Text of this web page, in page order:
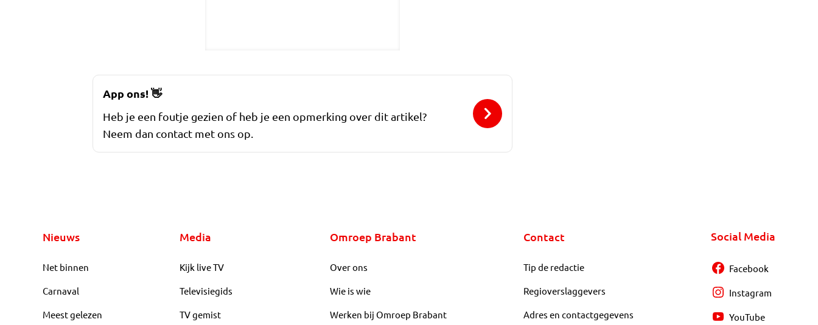
App ons!👋
Heb je een foutje gezien of heb je een opmerking over dit artikel?
Neem dan contact met ons op.
Nieuws
Net binnen
Carnaval
Meest gelezen
Media
Kijk live TV
Televisiegids
TV gemist
Omroep Brabant
Over ons
Wie is wie
Werken bij Omroep Brabant
Contact
Tip de redactie
Regioverslaggevers
Adres en contactgegevens
Social Media
Facebook
Instagram
YouTube